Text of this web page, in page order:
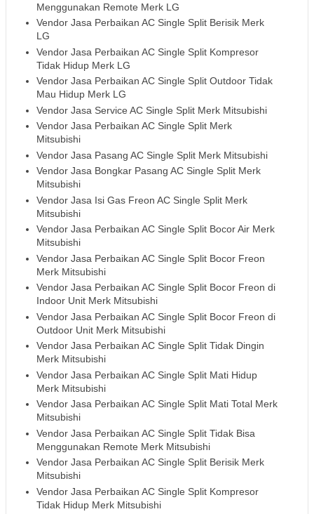
Menggunakan Remote Merk LG
Vendor Jasa Perbaikan AC Single Split Berisik Merk
LG
Vendor Jasa Perbaikan AC Single Split Kompresor
Tidak Hidup Merk LG
Vendor Jasa Perbaikan AC Single Split Outdoor Tidak
Mau Hidup Merk LG
Vendor Jasa Service AC Single Split Merk Mitsubishi
Vendor Jasa Perbaikan AC Single Split Merk
Mitsubishi
Vendor Jasa Pasang AC Single Split Merk Mitsubishi
Vendor Jasa Bongkar Pasang AC Single Split Merk
Mitsubishi
Vendor Jasa Isi Gas Freon AC Single Split Merk
Mitsubishi
Vendor Jasa Perbaikan AC Single Split Bocor Air Merk
Mitsubishi
Vendor Jasa Perbaikan AC Single Split Bocor Freon
Merk Mitsubishi
Vendor Jasa Perbaikan AC Single Split Bocor Freon di
Indoor Unit Merk Mitsubishi
Vendor Jasa Perbaikan AC Single Split Bocor Freon di
Outdoor Unit Merk Mitsubishi
Vendor Jasa Perbaikan AC Single Split Tidak Dingin
Merk Mitsubishi
Vendor Jasa Perbaikan AC Single Split Mati Hidup
Merk Mitsubishi
Vendor Jasa Perbaikan AC Single Split Mati Total Merk
Mitsubishi
Vendor Jasa Perbaikan AC Single Split Tidak Bisa
Menggunakan Remote Merk Mitsubishi
Vendor Jasa Perbaikan AC Single Split Berisik Merk
Mitsubishi
Vendor Jasa Perbaikan AC Single Split Kompresor
Tidak Hidup Merk Mitsubishi